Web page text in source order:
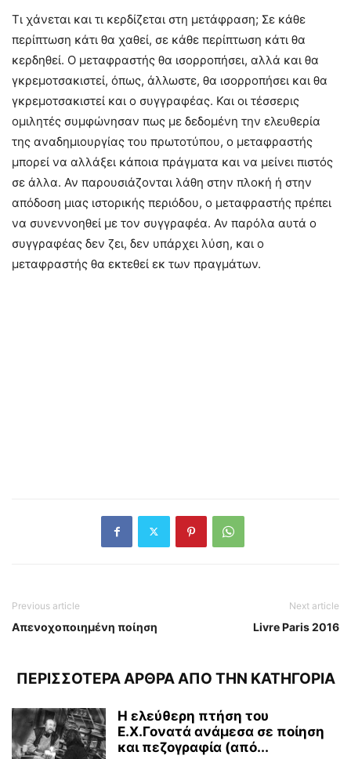
Τι χάνεται και τι κερδίζεται στη μετάφραση; Σε κάθε
περίπτωση κάτι θα χαθεί, σε κάθε περίπτωση κάτι θα
κερδηθεί. Ο μεταφραστής θα ισορροπήσει, αλλά και θα
γκρεμοτσακιστεί, όπως, άλλωστε, θα ισορροπήσει και θα
γκρεμοτσακιστεί και ο συγγραφέας. Και οι τέσσερις
ομιλητές συμφώνησαν πως με δεδομένη την ελευθερία
της αναδημιουργίας του πρωτοτύπου, ο μεταφραστής
μπορεί να αλλάξει κάποια πράγματα και να μείνει πιστός
σε άλλα. Αν παρουσιάζονται λάθη στην πλοκή ή στην
απόδοση μιας ιστορικής περιόδου, ο μεταφραστής πρέπει
να συνεννοηθεί με τον συγγραφέα. Αν παρόλα αυτά ο
συγγραφέας δεν ζει, δεν υπάρχει λύση, και ο
μεταφραστής θα εκτεθεί εκ των πραγμάτων.
Previous article
Απενοχοποιημένη ποίηση
Next article
Livre Paris 2016
ΠΕΡΙΣΣΟΤΕΡΑ ΑΡΘΡΑ ΑΠΟ ΤΗΝ ΚΑΤΗΓΟΡΙΑ
Η ελεύθερη πτήση του
Ε.Χ.Γονατά ανάμεσα σε ποίηση
και πεζογραφία (από...